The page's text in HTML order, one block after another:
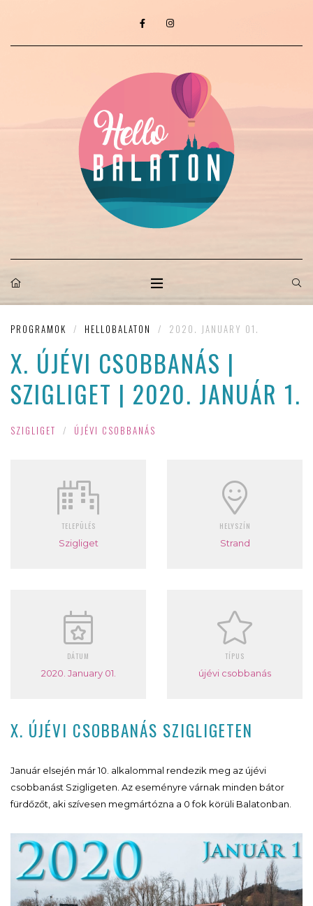
PROGRAMOK / HELLOBALATON / 2020. JANUARY 01.
X. ÚJÉVI CSOBBANÁS |
SZIGLIGET | 2020. JANUÁR 1.
SZIGLIGET / ÚJÉVI CSOBBANÁS
TELEPÜLÉS
Szigliget
HELYSZÍN
Strand
DÁTUM
2020. January 01.
TÍPUS
újévi csobbanás
X. ÚJÉVI CSOBBANÁS SZIGLIGETEN
Január elsején már 10. alkalommal rendezik meg az újévi
csobbanást Szigligeten. Az eseményre várnak minden bátor
fürdőzőt, aki szívesen megmártózna a 0 fok körüli Balatonban.